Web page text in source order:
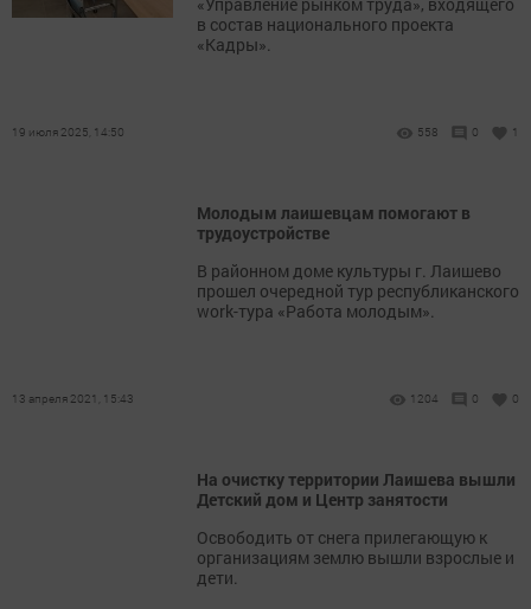
«Управление рынком труда», входящего
в состав национального проекта
«Кадры».
19 июля 2025, 14:50 558 0 1
Молодым лаишевцам помогают в
трудоустройстве
В районном доме культуры г. Лаишево
прошел очередной тур республиканского
work-тура «Работа молодым».
13 апреля 2021, 15:43 1204 0 0
На очистку территории Лаишева вышли
Детский дом и Центр занятости
Освободить от снега прилегающую к
организациям землю вышли взрослые и
дети.